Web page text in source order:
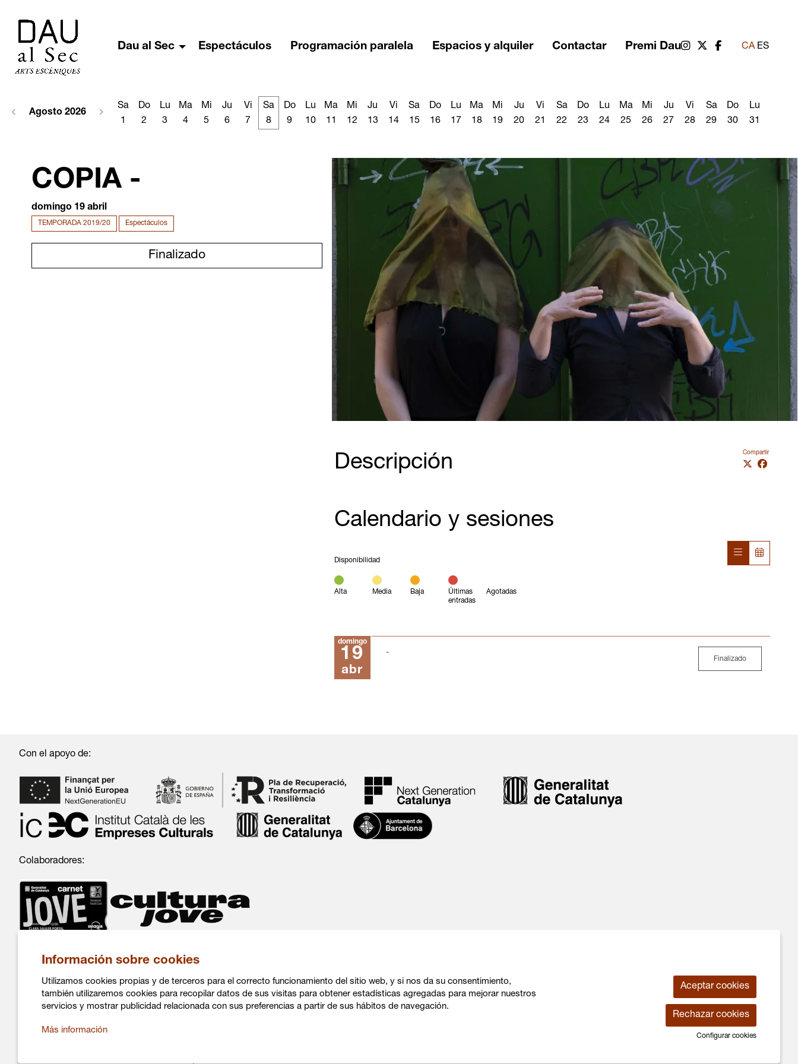
CA ES
Link a instagram
Link a twitter
Link a facebook
Dau al Sec Espectáculos Programación paralela Espacios y alquiler Contactar Premi Dau
Agosto 2026
Sa
1
Do
2
Lu
3
Ma
4
Mi
5
Ju
6
Vi
7
Sa
8
Do
9
Lu
10
Ma
11
Mi
12
Ju
13
Vi
14
Sa
15
Do
16
Lu
17
Ma
18
Mi
19
Ju
20
Vi
21
Sa
22
Do
23
Lu
24
Ma
25
Mi
26
Ju
27
Vi
28
Sa
29
Do
30
Lu
31
COPIA -
domingo 19 abril
TEMPORADA 2019/20 Espectáculos
Finalizado
Compartir
Descripción
Calendario y sesiones
Disponibilidad
Alta Media Baja
Últimas
entradas
Agotadas
domingo
19
abr
Finalizado
Con el apoyo de:
Colaboradores:
08004 Barcelona
Declaración de accesiblidad
Información sobre cookies
Utilizamos cookies propias y de terceros para el correcto funcionamiento del sitio web, y si nos da su consentimiento,
también utilizaremos cookies para recopilar datos de sus visitas para obtener estadísticas agregadas para mejorar nuestros
servicios y mostrar publicidad relacionada con sus preferencias a partir de sus hábitos de navegación.
Más información
Aceptar cookies
Rechazar cookies
Configurar cookies